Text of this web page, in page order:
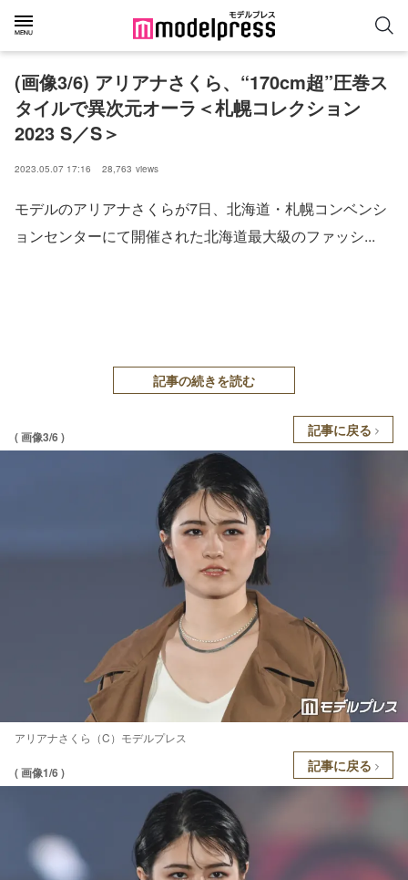
(画像3/6) アリアナさくら、“170cm超”圧巻ス
タイルで異次元オーラ＜札幌コレクション
2023 S／S＞
2023.05.07 17:16 28,763 views
モデルのアリアナさくらが7日、北海道・札幌コンベンシ
ョンセンターにて開催された北海道最大級のファッシ...
記事の続きを読む
( 画像3/6 ) 記事に戻る
アリアナさくら（C）モデルプレス
( 画像1/6 ) 記事に戻る